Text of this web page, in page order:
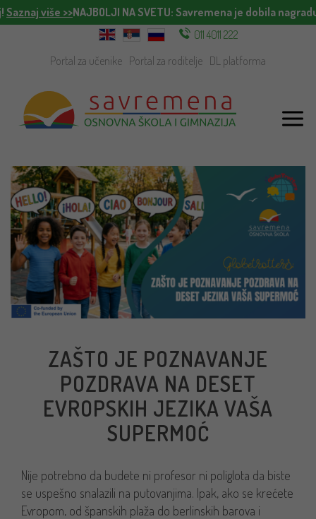
Saznaj više >>NAJBOLJI NA SVETU: Savremena je dobila
011 4011 222
Portal za učenike Portal za roditelje DL platforma
ZAŠTO JE POZNAVANJE
POZDRAVA NA DESET
EVROPSKIH JEZIKA VAŠA
SUPERMOĆ
Nije potrebno da budete ni profesor ni poliglota da biste
se uspešno snalazili na putovanjima. Ipak, ako se krećete
Evropom, od španskih plaža do berlinskih barova i